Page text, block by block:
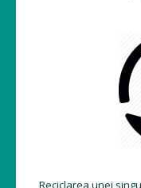
Reciclarea unei